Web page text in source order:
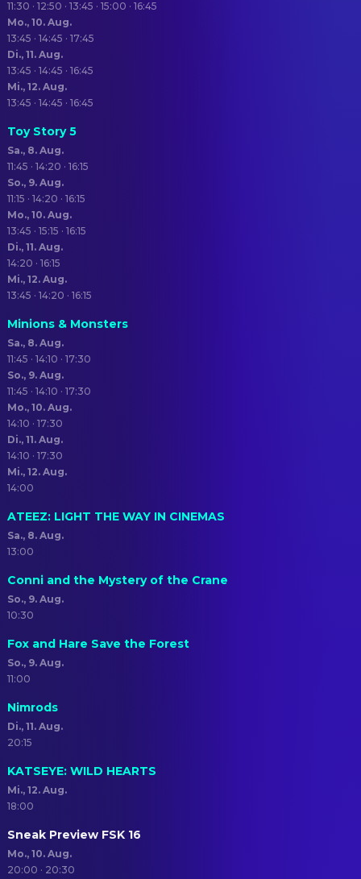
11:30 · 12:50 · 13:45 · 15:00 · 16:45
Mo., 10. Aug.
13:45 · 14:45 · 17:45
Di., 11. Aug.
13:45 · 14:45 · 16:45
Mi., 12. Aug.
13:45 · 14:45 · 16:45
Toy Story 5
Sa., 8. Aug.
11:45 · 14:20 · 16:15
So., 9. Aug.
11:15 · 14:20 · 16:15
Mo., 10. Aug.
13:45 · 15:15 · 16:15
Di., 11. Aug.
14:20 · 16:15
Mi., 12. Aug.
13:45 · 14:20 · 16:15
Minions & Monsters
Sa., 8. Aug.
11:45 · 14:10 · 17:30
So., 9. Aug.
11:45 · 14:10 · 17:30
Mo., 10. Aug.
14:10 · 17:30
Di., 11. Aug.
14:10 · 17:30
Mi., 12. Aug.
14:00
ATEEZ: LIGHT THE WAY IN CINEMAS
Sa., 8. Aug.
13:00
Conni and the Mystery of the Crane
So., 9. Aug.
10:30
Fox and Hare Save the Forest
So., 9. Aug.
11:00
Nimrods
Di., 11. Aug.
20:15
KATSEYE: WILD HEARTS
Mi., 12. Aug.
18:00
Sneak Preview FSK 16
Mo., 10. Aug.
20:00 · 20:30